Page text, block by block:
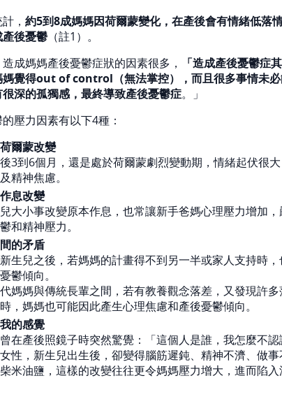
， 約5到8成媽媽因荷爾蒙變化，在產後會有情緒低落
後憂鬱（註1）。
成媽媽產後憂鬱症狀的因素很多，
「造成產後憂鬱症
媽覺得out of control（無法掌控），而且很多事情未
深的孤獨感，最終導致產後憂鬱症。」
壓力因素有以下4種：
爾蒙改變
3到6個月，還是處於荷爾蒙劇烈變動期，情緒起伏很
精神焦慮。
息改變
大小事改變原本作息，也常讓新手爸媽心理壓力增加
和精神壓力。
的矛盾
生兒之後，若媽媽的計畫得不到另一半或家人支持時
鬱傾向。
媽媽與傳統長輩之間，若有教養觀念落差，又發現許
，媽媽也可能因此產生心理焦慮和產後憂鬱傾向。
的感覺
在產後照鏡子時突然驚覺：「這個人是誰，我怎麼不
性，新生兒出生後，卻變得腦筋遲鈍、精神不濟、做
米油鹽，這樣的改變往往更令媽媽壓力增大，進而陷入